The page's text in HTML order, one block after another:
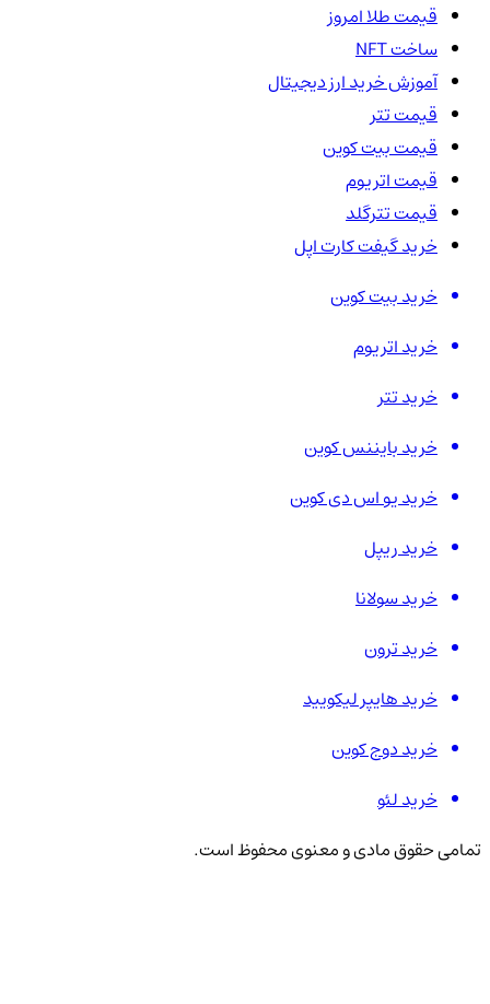
قیمت طلا امروز
ساخت NFT
آموزش خرید ارز دیجیتال
قیمت تتر
قیمت بیت کوین
قیمت اتریوم
قیمت تترگلد
خرید گیفت کارت اپل
خرید بیت کوین
خرید اتریوم
خرید تتر
خرید بایننس کوین
خرید یو اس دی کوین
خرید ریپل
خرید سولانا
خرید ترون
خرید هایپر لیکویید
خرید دوج کوین
خرید لئو
تمامی حقوق مادی و معنوی محفوظ است.